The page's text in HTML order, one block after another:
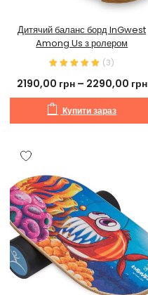
Дитячий баланс борд InGwest
Among Us з ролером
(3)
2190,00 грн– 2290,00 грн
Купити зараз